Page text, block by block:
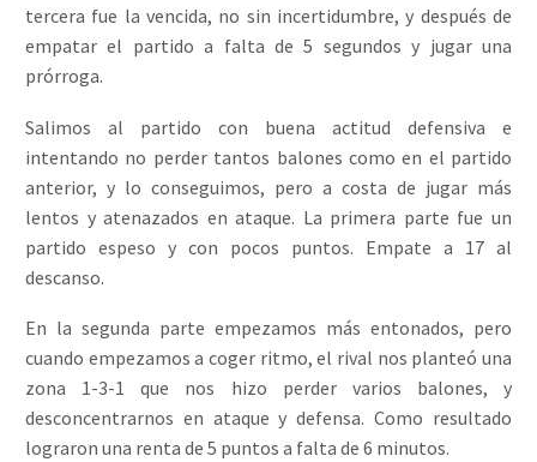
tercera fue la vencida, no sin incertidumbre, y después de
empatar el partido a falta de 5 segundos y jugar una
prórroga.
Salimos al partido con buena actitud defensiva e
intentando no perder tantos balones como en el partido
anterior, y lo conseguimos, pero a costa de jugar más
lentos y atenazados en ataque. La primera parte fue un
partido espeso y con pocos puntos. Empate a 17 al
descanso.
En la segunda parte empezamos más entonados, pero
cuando empezamos a coger ritmo, el rival nos planteó una
zona 1-3-1 que nos hizo perder varios balones, y
desconcentrarnos en ataque y defensa. Como resultado
lograron una renta de 5 puntos a falta de 6 minutos.